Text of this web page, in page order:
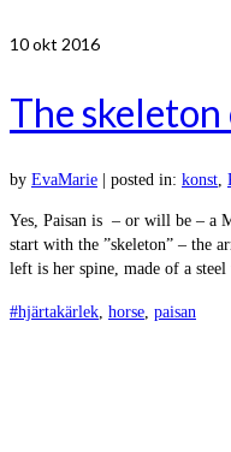
10okt 2016
The skeleton
by EvaMarie posted in: konst,
Yes, Paisan is – or will be – a
start with the ”skeleton” – the
left is her spine, made of a
#hjärtakärlek, horse, paisan